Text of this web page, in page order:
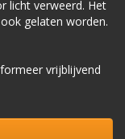
licht verweerd. Het
gelaten worden.
vrijblijvend